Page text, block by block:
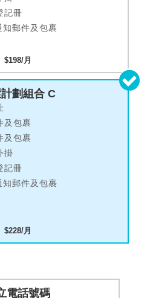
記冊
郵件及包裹
$198/月
劃組合 C
及包裹
及包裹
掛
記冊
郵件及包裹
$228/月
電話號碼